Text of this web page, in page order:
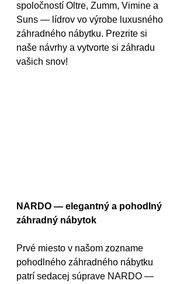
spoločností Oltre, Zumm, Vimine a
Suns — lídrov vo výrobe luxusného
záhradného nábytku. Prezrite si
naše návrhy a vytvorte si záhradu
vašich snov!
NARDO — elegantný a pohodlný
záhradný nábytok
Prvé miesto v našom zozname
pohodlného záhradného nábytku
patrí sedacej súprave NARDO —